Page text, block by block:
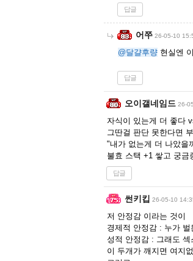
답글
어쭈 26-05-10
@달걀후량 현실엔
답글
오이갤네임드 26-
자식이 있는게 더 좋다
그딴걸 판단 못한다면
"내가 없는게 더 나았을
불효 스택 +1 쌓고 궁금
답글
썬키킵 26-05-10
저 안정감 이라는 것이
경제적 안정감 : 누가
성적 안정감 : 그래도 섹
이 두개가 깨지면 여지